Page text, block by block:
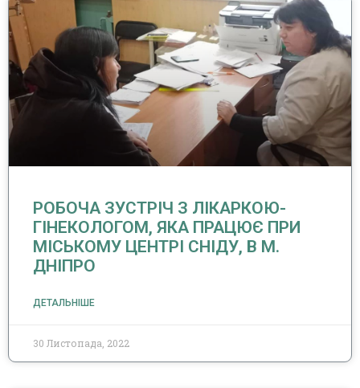
РОБОЧА ЗУСТРІЧ З ЛІКАРКОЮ-
ГІНЕКОЛОГОМ, ЯКА ПРАЦЮЄ ПРИ
МІСЬКОМУ ЦЕНТРІ СНІДУ, В М.
ДНІПРО
ДЕТАЛЬНІШЕ
30 Листопада, 2022